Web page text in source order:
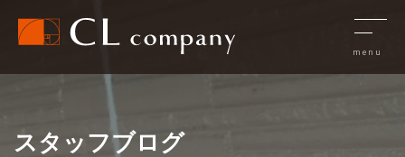
スタッフブログ